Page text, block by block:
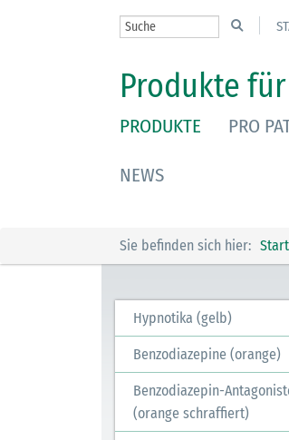
Produkte
PRODUKTE PRO
NEWS
Sie befinden sich hier:
Hypnotika (gelb)
Benzodiazepine (orange)
Benzodiazepin-
(orange schraffiert)